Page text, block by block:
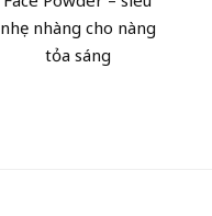
nhẹ nhàng cho nàng
tỏa sáng